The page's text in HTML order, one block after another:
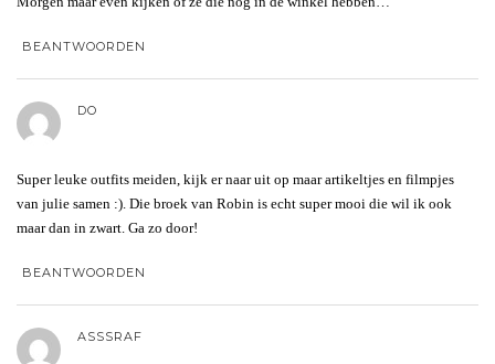
BEANTWOORDEN
DO
Super leuke outfits meiden, kijk er naar uit op maar artikeltjes en filmpjes
van julie samen :). Die broek van Robin is echt super mooi die wil ik ook
maar dan in zwart. Ga zo door!
BEANTWOORDEN
ASSSRAF